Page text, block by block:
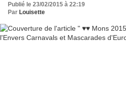
Publié le 23/02/2015 à 22:19
Par Louisette